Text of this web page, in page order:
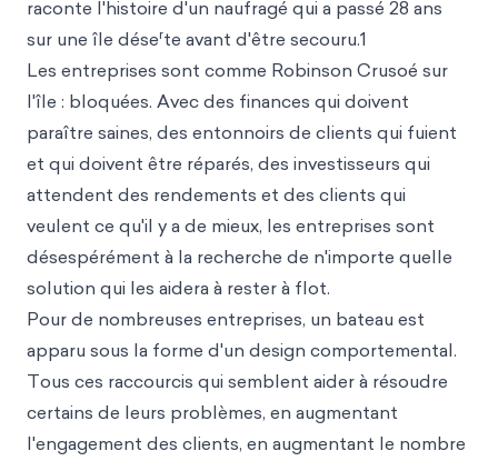
raconte l'histoire d'un naufragé qui a passé 28 ans
sur une île déserte avant d'être secouru.1
Les entreprises sont comme Robinson Crusoé sur
l'île : bloquées. Avec des finances qui doivent
paraître saines, des entonnoirs de clients qui fuient
et qui doivent être réparés, des investisseurs qui
attendent des rendements et des clients qui
veulent ce qu'il y a de mieux, les entreprises sont
désespérément à la recherche de n'importe quelle
solution qui les aidera à rester à flot.
Pour de nombreuses entreprises, un bateau est
apparu sous la forme d'un design comportemental.
Tous ces raccourcis qui semblent aider à résoudre
certains de leurs problèmes, en augmentant
l'engagement des clients, en augmentant le nombre